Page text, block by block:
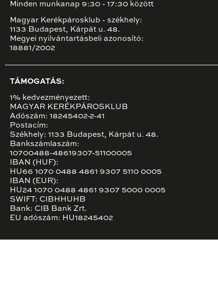
Minden munkanap 9:30 - 17:30 között
Magyar Kerékpárosklub - székhely:
1133 Budapest, Kárpát u. 48.
Megyei nyilvántartásbeli azonosító:
18881/2002
TÁMOGATÁS:
1% kedvezményezett:
MAGYAR KERÉKPÁROSKLUB
Adószám: 18245402-2-41
Postacím:
Székhely: 1133 Budapest, Kárpát u. 48.
Bankszámlaszám:
10700488-48619307-51100005
IBAN (HUF):
HU66 1070 0488 4861 9307 5110 0005
IBAN (EUR):
HU24 1070 0488 4861 9307 5000 0005
SWIFT: CIBHHUHB
Bank: CIB Bank Zrt.
EU adószám: HU18245402